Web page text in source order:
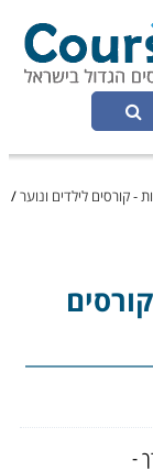
- קורסים לילדים ונוער/
-